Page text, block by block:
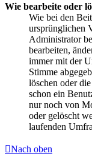
Wie bearbeite oder
Wie bei den
ursprünglichen
Administrator
bearbeiten,
immer mit der
Stimme
löschen oder
schon ein
nur noch von
oder gelöscht
laufenden
Nach oben